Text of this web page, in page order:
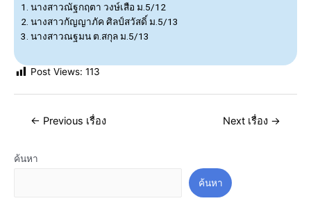
1. นางสาวณัฐกฤตา วงษ์เสือ ม.5/12
2. นางสาวกัญญาภัค ศิลป์สวัสดิ์ ม.5/13
3. นางสาวณฐมน ต.สกุล ม.5/13
Post Views: 113
← Previous เรื่อง Next เรื่อง →
ค้นหา
ค้นหา